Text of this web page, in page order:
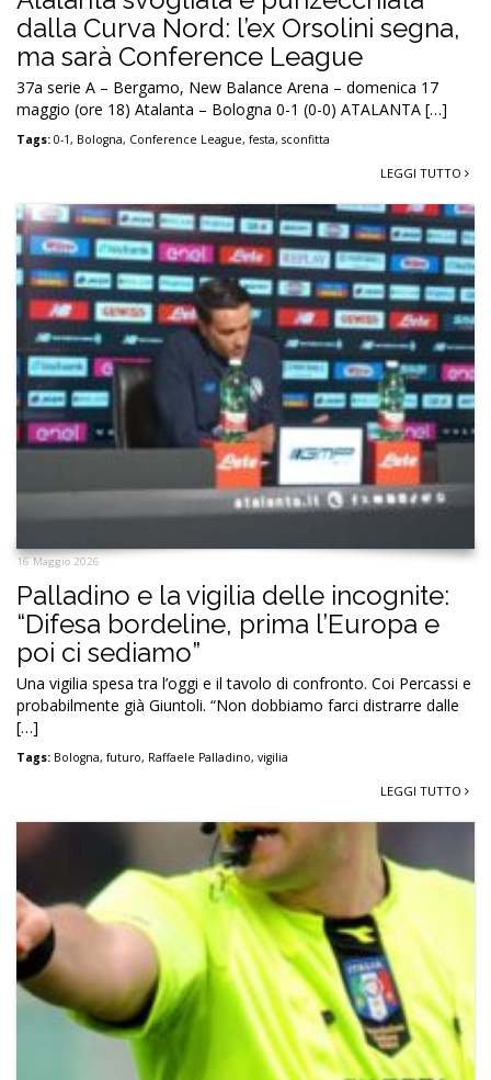
dalla Curva Nord: l’ex Orsolini segna,
ma sarà Conference League
37a serie A – Bergamo, New Balance Arena – domenica 17
maggio (ore 18) Atalanta – Bologna 0-1 (0-0) ATALANTA […]
Tags: 0-1, Bologna, Conference League, festa, sconfitta
LEGGI TUTTO
16 Maggio 2026
Palladino e la vigilia delle incognite:
“Difesa bordeline, prima l’Europa e
poi ci sediamo”
Una vigilia spesa tra l’oggi e il tavolo di confronto. Coi Percassi e
probabilmente già Giuntoli. “Non dobbiamo farci distrarre dalle
[…]
Tags: Bologna, futuro, Raffaele Palladino, vigilia
LEGGI TUTTO